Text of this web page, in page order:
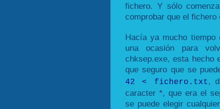
fichero. Y sólo
comprobar que el fichero
Hacía ya mucho
una ocasión para
chksep.exe, esta hecho
que seguro que se
42 < fichero.txt,
caracter *, que era el
se puede elegir